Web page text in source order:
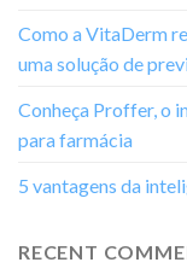
Como a VitaDerm
uma solução de
Conheça Proffer, o
para farmácia
5 vantagens da
RECENT